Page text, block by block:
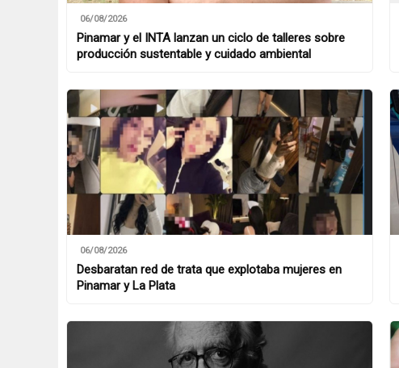
06/08/2026
Pinamar y el INTA lanzan un ciclo de talleres sobre
producción sustentable y cuidado ambiental
06/08/2026
Desbaratan red de trata que explotaba mujeres en
Pinamar y La Plata